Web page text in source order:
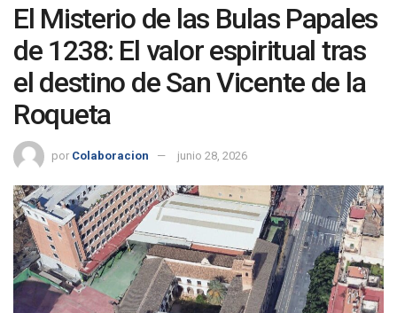
El Misterio de las Bulas Papales
de 1238: El valor espiritual tras
el destino de San Vicente de la
Roqueta
por Colaboracion junio 28, 2026